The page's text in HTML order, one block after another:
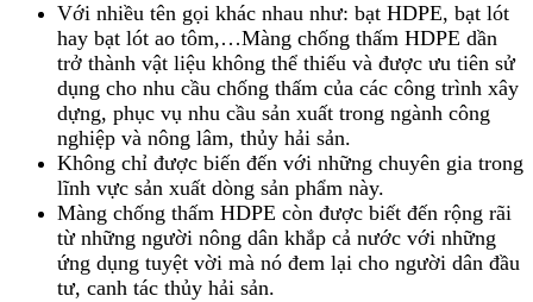
Với nhiều tên gọi khác nhau như: bạt HDPE, bạt lót
hay bạt lót ao tôm,…Màng chống thấm HDPE dần
trở thành vật liệu không thể thiếu và được ưu tiên sử
dụng cho nhu cầu chống thấm của các công trình xây
dựng, phục vụ nhu cầu sản xuất trong ngành công
nghiệp và nông lâm, thủy hải sản.
Không chỉ được biến đến với những chuyên gia trong
lĩnh vực sản xuất dòng sản phẩm này.
Màng chống thấm HDPE còn được biết đến rộng rãi
từ những người nông dân khắp cả nước với những
ứng dụng tuyệt vời mà nó đem lại cho người dân đầu
tư, canh tác thủy hải sản.